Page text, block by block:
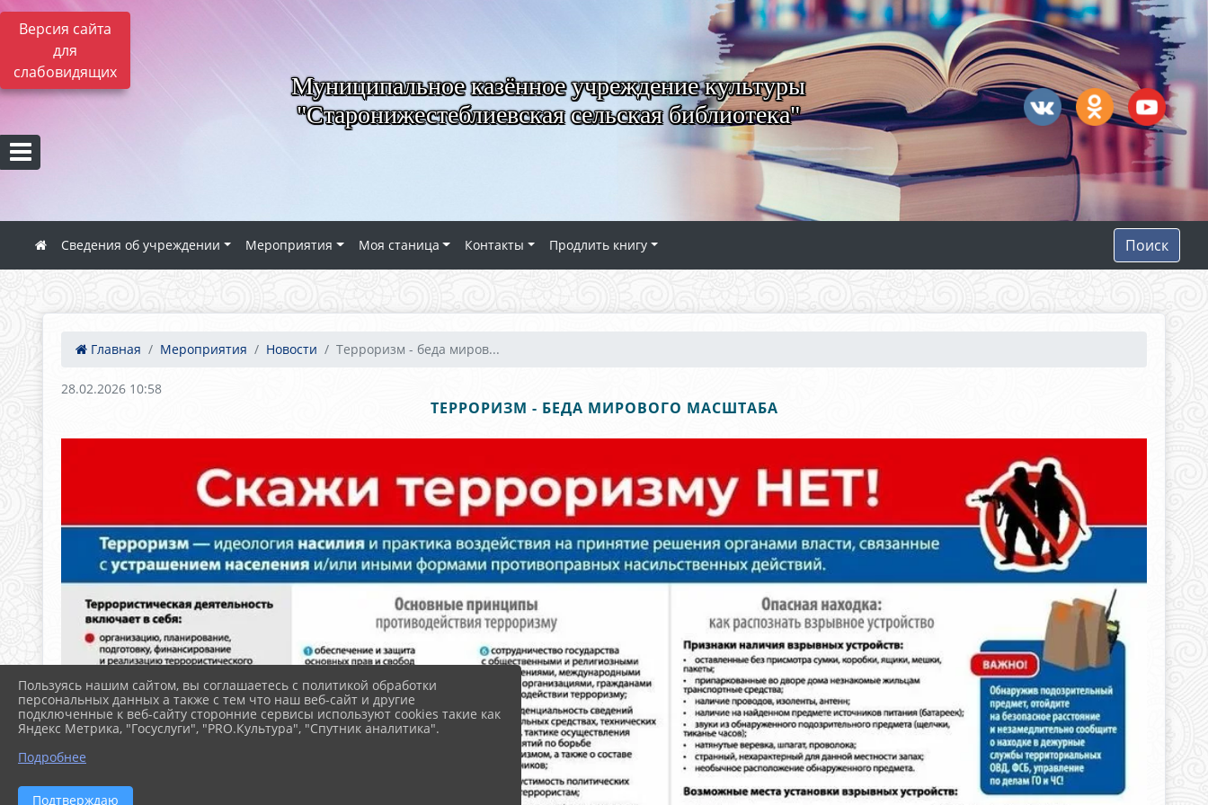
Версия сайта
для
слабовидящих
Муниципальное казённое учреждение культуры
"Старонижестеблиевская сельская библиотека"
Сведения об учреждении Мероприятия Моя станица Контакты Продлить книгу Поиск
Главная Мероприятия Новости Терроризм - беда миров...
28.02.2026 10:58
ТЕРРОРИЗМ - БЕДА МИРОВОГО МАСШТАБА
Пользуясь нашим сайтом, вы соглашаетесь с политикой обработки
персональных данных а также с тем что наш веб-сайт и другие
подключенные к веб-сайту сторонние сервисы используют cookies такие как
Яндекс Метрика, "Госуслуги", "PRO.Культура", "Спутник аналитика".
Подробнее
Подтверждаю